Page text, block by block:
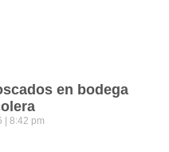
en bodega
8:42 pm